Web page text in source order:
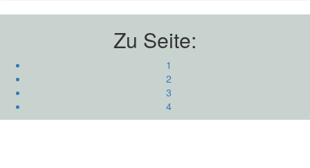
Zu Seite:
1
2
3
4